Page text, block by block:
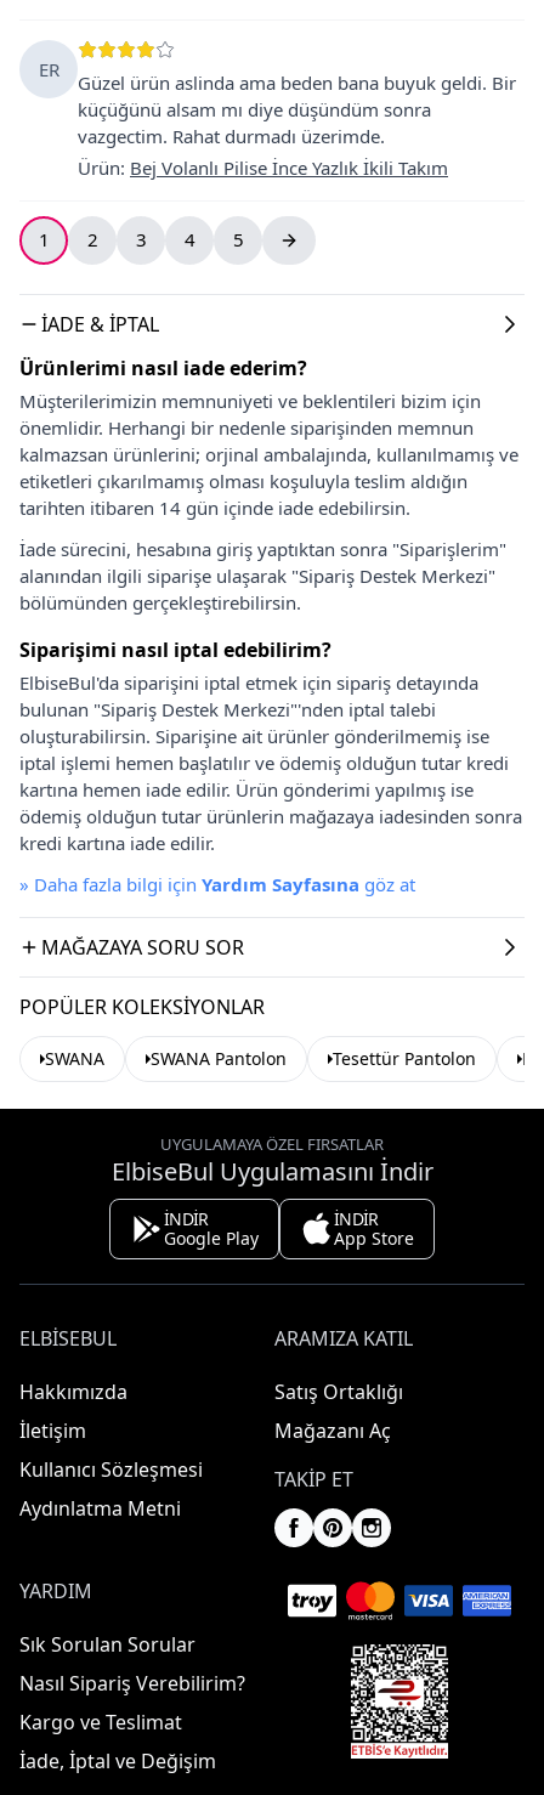
ER
Güzel ürün aslinda ama beden bana buyuk geldi. Bir
küçüğünü alsam mı diye düşündüm sonra
vazgectim. Rahat durmadı üzerimde.
Ürün: Bej Volanlı Pilise İnce Yazlık İkili Takım
1 2 3 4 5
İADE & İPTAL
Ürünlerimi nasıl iade ederim?
Müşterilerimizin memnuniyeti ve beklentileri bizim için
önemlidir. Herhangi bir nedenle siparişinden memnun
kalmazsan ürünlerini; orjinal ambalajında, kullanılmamış ve
etiketleri çıkarılmamış olması koşuluyla teslim aldığın
tarihten itibaren 14 gün içinde iade edebilirsin.
İade sürecini, hesabına giriş yaptıktan sonra "Siparişlerim"
alanından ilgili siparişe ulaşarak "Sipariş Destek Merkezi"
bölümünden gerçekleştirebilirsin.
Siparişimi nasıl iptal edebilirim?
ElbiseBul'da siparişini iptal etmek için sipariş detayında
bulunan "Sipariş Destek Merkezi"'nden iptal talebi
oluşturabilirsin. Siparişine ait ürünler gönderilmemiş ise
iptal işlemi hemen başlatılır ve ödemiş olduğun tutar kredi
kartına hemen iade edilir. Ürün gönderimi yapılmış ise
ödemiş olduğun tutar ürünlerin mağazaya iadesinden sonra
kredi kartına iade edilir.
» Daha fazla bilgi için Yardım Sayfasına göz at
MAĞAZAYA SORU SOR
POPÜLER KOLEKSIYONLAR
SWANA SWANA Pantolon Tesettür Pantolon
UYGULAMAYA ÖZEL FIRSATLAR
ElbiseBul Uygulamasını İndir
İNDİR
Google Play
İNDİR
App Store
ELBISEBUL
Hakkımızda
İletişim
Kullanıcı Sözleşmesi
Aydınlatma Metni
ARAMIZA KATIL
Satış Ortaklığı
Mağazanı Aç
TAKIP ET
YARDIM
Sık Sorulan Sorular
Nasıl Sipariş Verebilirim?
Kargo ve Teslimat
İade, İptal ve Değişim